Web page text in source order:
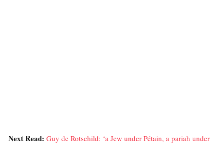
Next Read: Guy de Rotschild: ‘a Jew under Pétain, a pariah under